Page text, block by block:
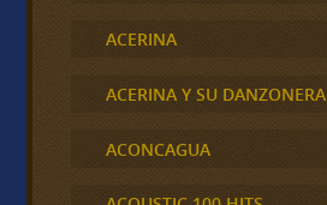
ACERINA
ACERINA Y SU DANZONERA
ACONCAGUA